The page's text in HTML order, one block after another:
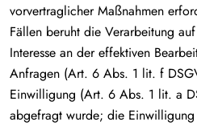
vorvertraglicher Maßnahmen
Fällen beruht die Verarbeitung
Interesse an der effektiven
Anfragen (Art. 6 Abs. 1 lit. f
Einwilligung (Art. 6 Abs. 1 lit. a
abgefragt wurde; die